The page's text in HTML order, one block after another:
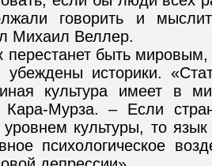
говорить и
Михаил Веллер.
перестанет быть
историки.
культура имеет в
Мурза. – Если
культуры, то
психологическое